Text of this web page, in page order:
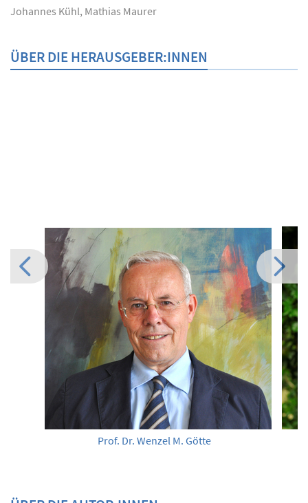
Johannes Kühl, Mathias Maurer
ÜBER DIE HERAUSGEBER:INNEN
Prof. Dr. Wenzel M. Götte